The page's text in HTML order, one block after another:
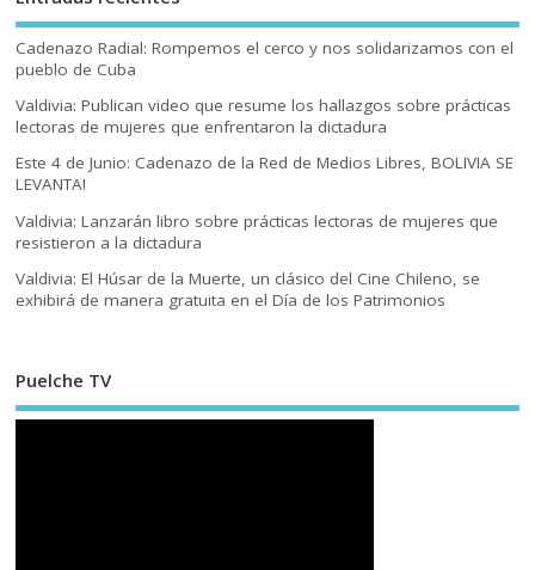
Cadenazo Radial: Rompemos el cerco y nos solidarizamos con el
pueblo de Cuba
Valdivia: Publican video que resume los hallazgos sobre prácticas
lectoras de mujeres que enfrentaron la dictadura
Este 4 de Junio: Cadenazo de la Red de Medios Libres, BOLIVIA SE
LEVANTA!
Valdivia: Lanzarán libro sobre prácticas lectoras de mujeres que
resistieron a la dictadura
Valdivia: El Húsar de la Muerte, un clásico del Cine Chileno, se
exhibirá de manera gratuita en el Día de los Patrimonios
Puelche TV